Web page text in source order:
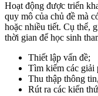
Hoạt động được triển
quy mô của chủ đề mà
hoặc nhiều tiết. Cụ thể,
thời gian để học sinh
Thiết lập vấn đề;
Tìm kiếm các giải
Thu thập thông
Rút ra các kiến